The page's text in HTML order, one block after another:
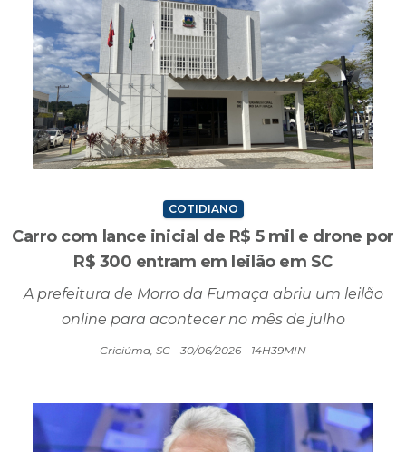
COTIDIANO
Carro com lance inicial de R$ 5 mil e drone por
R$ 300 entram em leilão em SC
A prefeitura de Morro da Fumaça abriu um leilão
Criciúma, SC - 30/06/2026 - 14H39MIN